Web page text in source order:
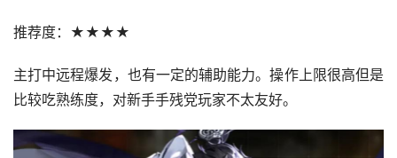
推荐度：★★★★
主打中远程爆发，也有一定的辅助能力。操作上限很高但是
比较吃熟练度，对新手手残党玩家不太友好。